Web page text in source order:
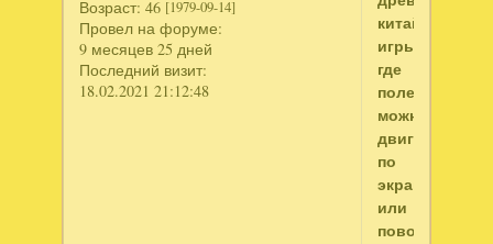
Возраст: 46 [1979-09-14]
Провел на форуме:
9 месяцев 25 дней
Последний визит:
18.02.2021 21:12:48
китайской
игры,
где
поле
можно
двигать
по
экрану
или
поворачивать